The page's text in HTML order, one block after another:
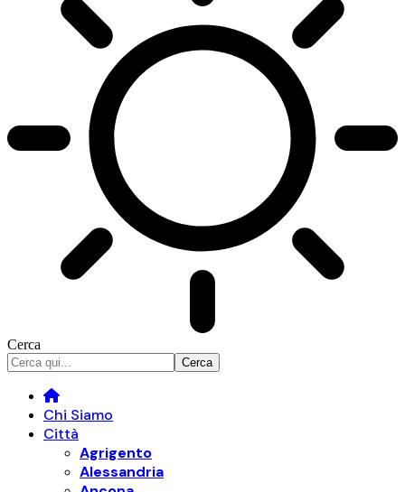
Cerca
Chi Siamo
Città
Agrigento
Alessandria